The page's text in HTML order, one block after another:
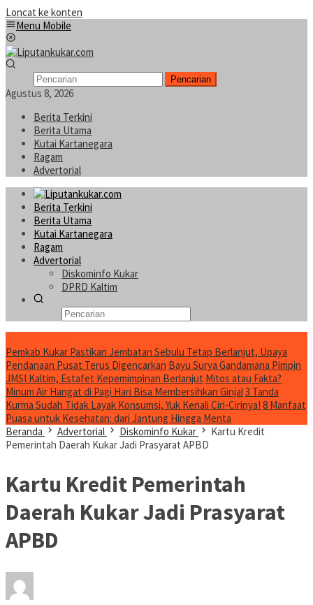
Loncat ke konten
Menu Mobile
Pencarian
Agustus 8, 2026
Berita Terkini
Berita Utama
Kutai Kartanegara
Ragam
Advertorial
Berita Terkini
Berita Utama
Kutai Kartanegara
Ragam
Advertorial
Diskominfo Kukar
DPRD Kaltim
Pemkab Kukar Pastikan Jembatan Sebulu Tetap Berlanjut, Upaya
Pendanaan Pusat Terus Digencarkan Bayu Surya Gandamana Pimpin
JMSI Kaltim, Estafet Kepemimpinan Berlanjut Mitos atau Fakta?
Minum Air Hangat di Pagi Hari Bisa Membersihkan Ginjal3 Tanda
Kurma Sudah Tidak Layak Konsumsi, Yuk Kenali Ciri-Cirinya! 8 Manfaat
Puasa untuk Kesehatan: dari Jantung Hingga Menta
Beranda
Advertorial Diskominfo Kukar
Kartu Kredit
Pemerintah Daerah Kukar Jadi Prasyarat APBD
Kartu Kredit Pemerintah
Daerah Kukar Jadi Prasyarat
APBD